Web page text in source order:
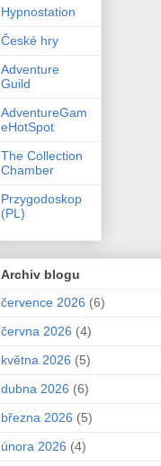
Hypnostation
České hry
Adventure
Guild
AdventureGam
eHotSpot
The Collection
Chamber
Przygodoskop
(PL)
Archiv blogu
července 2026 (6)
června 2026 (4)
května 2026 (5)
dubna 2026 (6)
března 2026 (5)
února 2026 (4)